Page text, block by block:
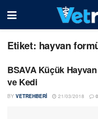
Etiket: hayvan
BSAVA Küçük
ve Kedi
BY VETREHBERI 21/03/2018 0